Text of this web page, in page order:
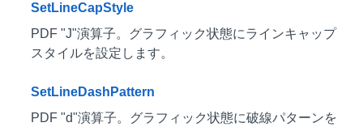
SetLineCapStyle
PDF "J"演算子。グラフィック状態にラインキャップ
スタイルを設定します。
SetLineDashPattern
PDF "d"演算子。グラフィック状態に破線パターンを